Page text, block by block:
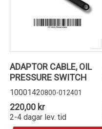
ADAPTOR CABLE, OIL
PRESSURE SWITCH
10001420800-012401
220,00 kr
2-4 dagar lev. tid